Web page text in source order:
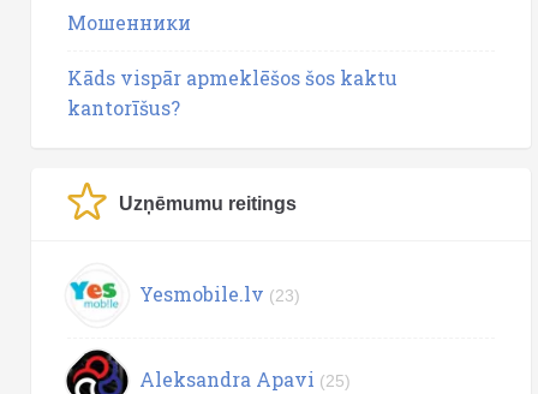
Мошенники
Kāds vispār apmeklēšos šos kaktu
kantorīšus?
Uzņēmumu reitings
Yesmobile.lv (23)
Aleksandra Apavi (25)